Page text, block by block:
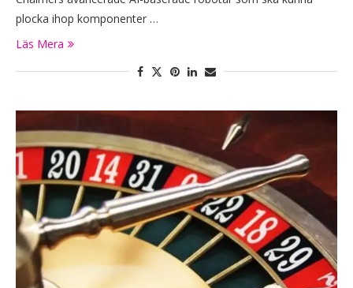
plocka ihop komponenter …
Läs Mera